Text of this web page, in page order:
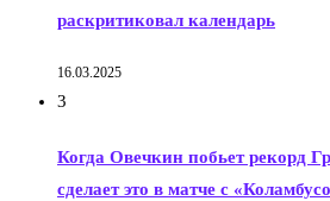
раскритиковал календарь
16.03.2025
3
Когда Овечкин побьет рекорд
сделает это в матче с